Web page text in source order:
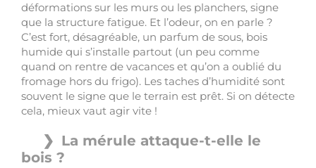
déformations sur les murs ou les planchers, signe
que la structure fatigue. Et l’odeur, on en parle ?
C’est fort, désagréable, un parfum de sous, bois
humide qui s’installe partout (un peu comme
quand on rentre de vacances et qu’on a oublié du
fromage hors du frigo). Les taches d’humidité sont
souvent le signe que le terrain est prêt. Si on détecte
cela, mieux vaut agir vite !
La mérule attaque-t-elle le
bois ?